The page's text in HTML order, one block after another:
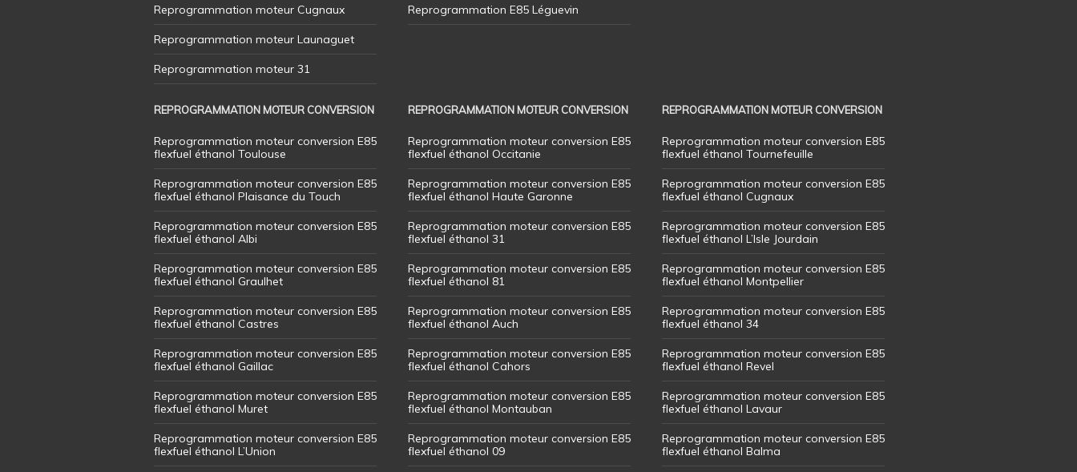
Reprogrammation moteur Cugnaux
Reprogrammation moteur Launaguet
Reprogrammation moteur 31
Reprogrammation E85 Léguevin
REPROGRAMMATION MOTEUR CONVERSION
Reprogrammation moteur conversion E85
flexfuel éthanol Toulouse
Reprogrammation moteur conversion E85
flexfuel éthanol Plaisance du Touch
Reprogrammation moteur conversion E85
flexfuel éthanol Albi
Reprogrammation moteur conversion E85
flexfuel éthanol Graulhet
Reprogrammation moteur conversion E85
flexfuel éthanol Castres
Reprogrammation moteur conversion E85
flexfuel éthanol Gaillac
Reprogrammation moteur conversion E85
flexfuel éthanol Muret
Reprogrammation moteur conversion E85
flexfuel éthanol L’Union
REPROGRAMMATION MOTEUR CONVERSION
Reprogrammation moteur conversion E85
flexfuel éthanol Occitanie
Reprogrammation moteur conversion E85
flexfuel éthanol Haute Garonne
Reprogrammation moteur conversion E85
flexfuel éthanol 31
Reprogrammation moteur conversion E85
flexfuel éthanol 81
Reprogrammation moteur conversion E85
flexfuel éthanol Auch
Reprogrammation moteur conversion E85
flexfuel éthanol Cahors
Reprogrammation moteur conversion E85
flexfuel éthanol Montauban
Reprogrammation moteur conversion E85
flexfuel éthanol 09
REPROGRAMMATION MOTEUR CONVERSION
Reprogrammation moteur conversion E85
flexfuel éthanol Tournefeuille
Reprogrammation moteur conversion E85
flexfuel éthanol Cugnaux
Reprogrammation moteur conversion E85
flexfuel éthanol L’Isle Jourdain
Reprogrammation moteur conversion E85
flexfuel éthanol Montpellier
Reprogrammation moteur conversion E85
flexfuel éthanol 34
Reprogrammation moteur conversion E85
flexfuel éthanol Revel
Reprogrammation moteur conversion E85
flexfuel éthanol Lavaur
Reprogrammation moteur conversion E85
flexfuel éthanol Balma